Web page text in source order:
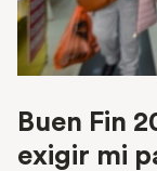
Buen Fin
exigir mi